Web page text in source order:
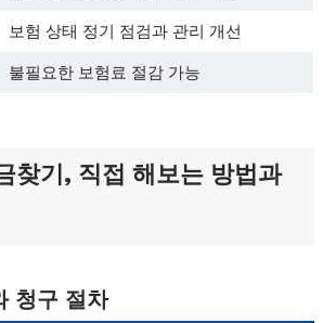
보험 상태 정기 점검과 관리 개선
불필요한 보험료 절감 가능
찾기, 직접 해보는 방법과
청구 절차